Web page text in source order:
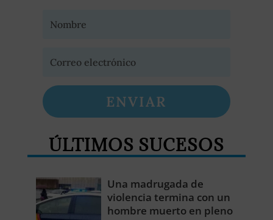
ENVIAR
ÚLTIMOS SUCESOS
Una madrugada de
violencia termina con un
hombre muerto en pleno